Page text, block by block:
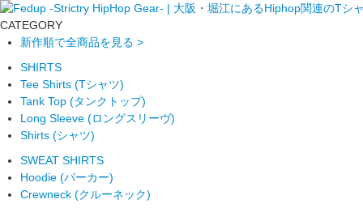
CATEGORY
新作順で全商品を見る >
SHIRTS
Tee Shirts (Tシャツ)
Tank Top (タンクトップ)
Long Sleeve (ロングスリーヴ)
Shirts (シャツ)
SWEAT SHIRTS
Hoodie (パーカー)
Crewneck (クルーネック)